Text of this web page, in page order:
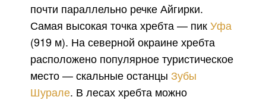
почти параллельно речке Айгирки.
Самая высокая точка хребта — пикУфа
(919 м). На северной окраине хребта
расположено популярное туристическое
место — скальные останцы Зубы
Шурале. В лесах хребта можно